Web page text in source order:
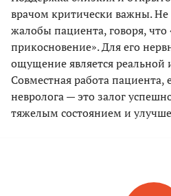
врачом критически важны. Не
жалобы пациента, говоря, что
прикосновение». Для его
ощущение является
Совместная работа пациента,
невролога — это залог
тяжелым состоянием и